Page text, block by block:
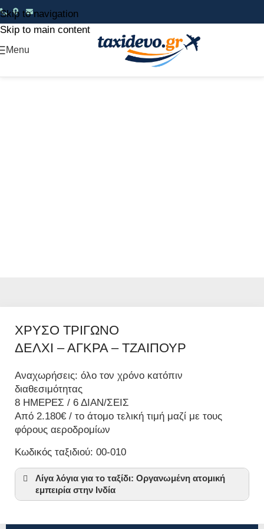
Skip to navigation
Skip to main content
Menu
ΧΡΥΣΟ ΤΡΙΓΩΝΟ
ΔΕΛΧΙ – ΑΓΚΡΑ – ΤΖΑΙΠΟΥΡ
Αναχωρήσεις: όλο τον χρόνο κατόπιν
διαθεσιμότητας
8 ΗΜΕΡΕΣ / 6 ΔΙΑΝ/ΣΕΙΣ
Από 2.180€ / το άτομο τελική τιμή μαζί με τους
φόρους αεροδρομίων
Κωδικός ταξιδιού: 00-010
Λίγα λόγια για το ταξίδι: Οργανωμένη ατομική
εμπειρία στην Ινδία